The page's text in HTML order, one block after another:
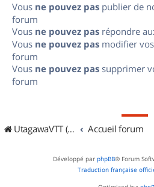
Vous ne pouvez pas publier de
forum
Vous ne pouvez pas répondre
Vous ne pouvez pas modifier
forum
Vous ne pouvez pas supprimer
forum
UtagawaVTT (Randos VTT et VTTAE avec traces GPS) Accueil forum
Développé par phpBB® Forum
Traduction française